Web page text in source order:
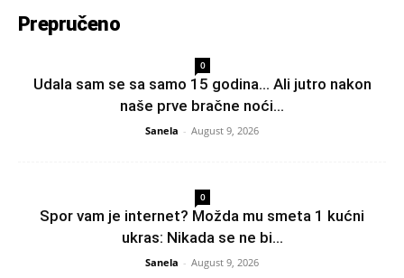
Prepručeno
0
Udala sam se sa samo 15 godina… Ali jutro nakon
naše prve bračne noći...
Sanela - August 9, 2026
0
Spor vam je internet? Možda mu smeta 1 kućni
ukras: Nikada se ne bi...
Sanela - August 9, 2026